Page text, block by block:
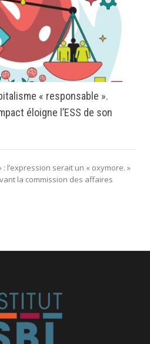
« responsable ».
éloigne l’ESS de son
l’expression serait un « oxymore. »
la commission des affaires